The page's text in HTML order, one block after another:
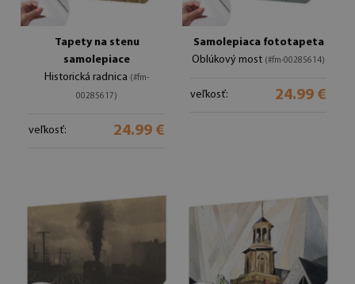
Tapety na stenu
samolepiace
Historická radnica (#fm-
00285617)
veľkosť: 24.99 €
Samolepiaca fototapeta
Oblúkový most (#fm-00285614)
veľkosť: 24.99 €